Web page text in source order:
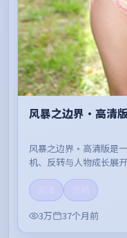
风暴之边界·高清
风暴之边界·高清版是
机、反转与人物成长展
3万
37个月前